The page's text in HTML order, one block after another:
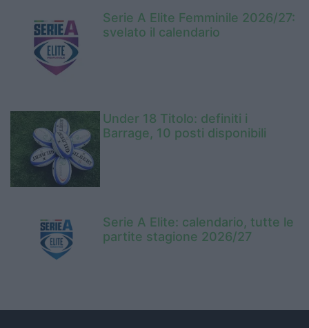
Serie A Elite Femminile 2026/27:
svelato il calendario
Under 18 Titolo: definiti i
Barrage, 10 posti disponibili
Serie A Elite: calendario, tutte le
partite stagione 2026/27